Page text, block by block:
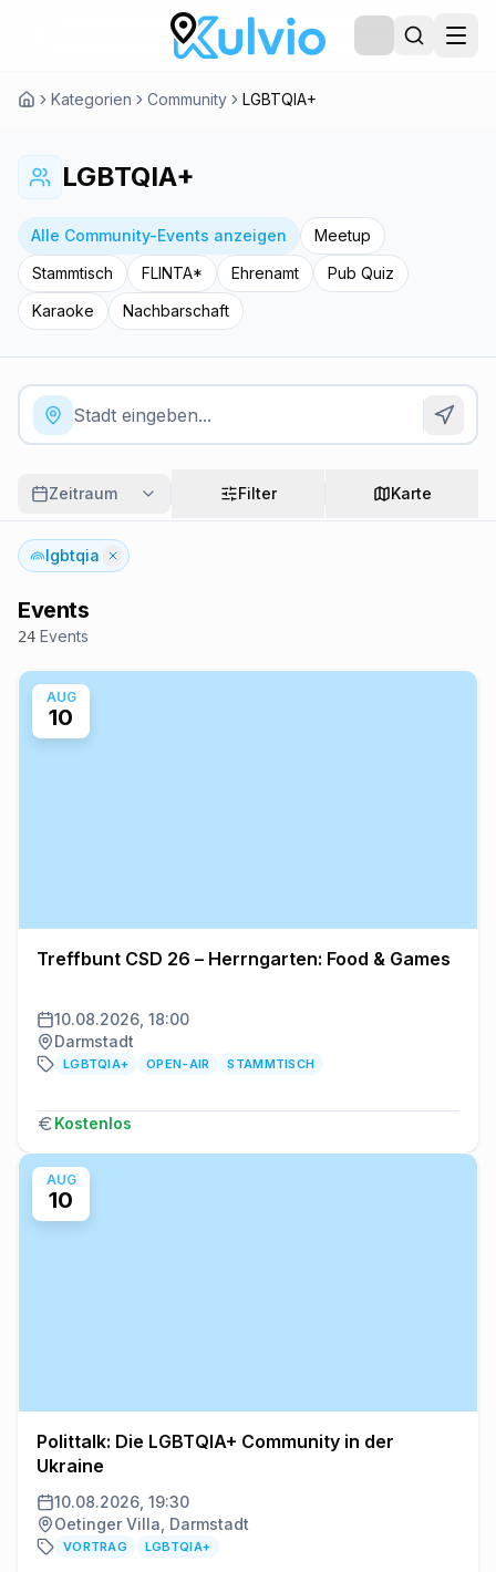
Kategorien Community LGBTQIA+
LGBTQIA+
Alle Community-Events anzeigen
Meetup
Stammtisch
FLINTA* Ehrenamt
Pub Quiz
Karaoke
Nachbarschaft
Zeitraum Filter Karte
lgbtqia
Events
24 Events
AUG
10
Treffbunt CSD 26 – Herrngarten: Food & Games
10.08.2026, 18:00
Darmstadt
LGBTQIA+ OPEN-AIR STAMMTISCH
Kostenlos
AUG
10
Polittalk: Die LGBTQIA+ Community in der
Ukraine
10.08.2026, 19:30
Oetinger Villa, Darmstadt
VORTRAG LGBTQIA+